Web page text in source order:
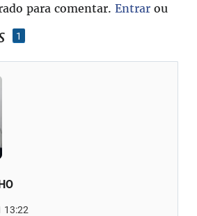
1
13:22
para comentar.Entrar ou